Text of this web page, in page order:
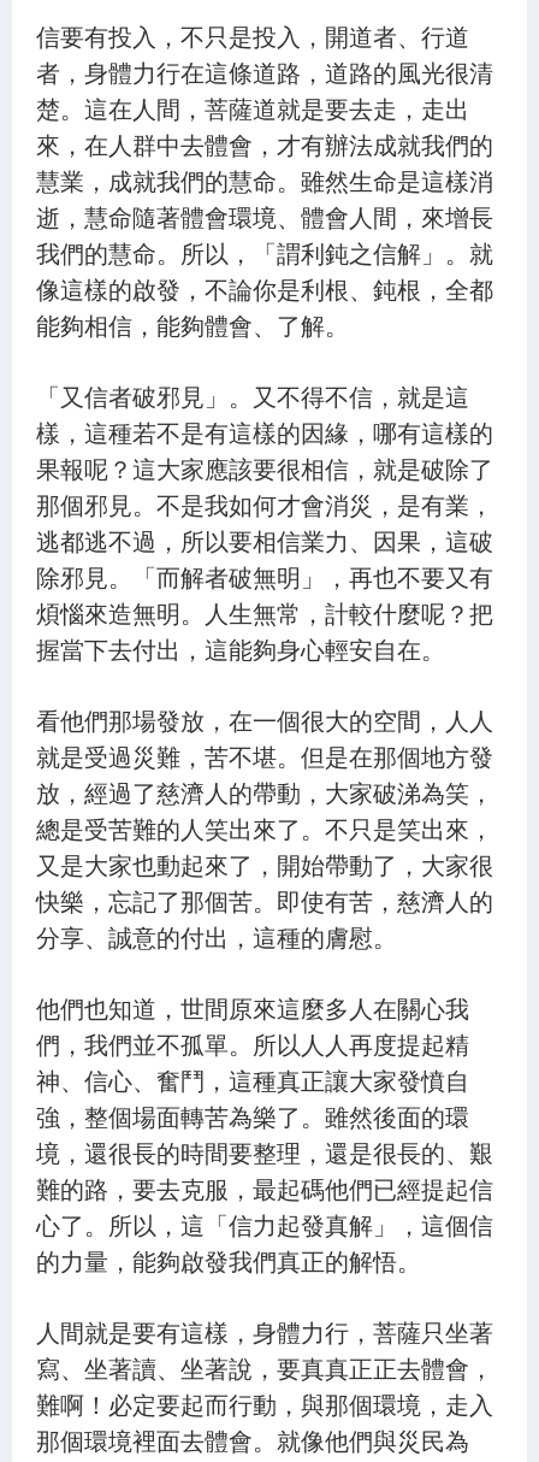
信要有投入，不只是投入，開道者、行道
者，身體力行在這條道路，道路的風光很清
楚。這在人間，菩薩道就是要去走，走出
來，在人群中去體會，才有辦法成就我們的
慧業，成就我們的慧命。雖然生命是這樣消
逝，慧命隨著體會環境、體會人間，來增長
我們的慧命。所以，「謂利鈍之信解」。就
像這樣的啟發，不論你是利根、鈍根，全都
能夠相信，能夠體會、了解。
「又信者破邪見」。又不得不信，就是這
樣，這種若不是有這樣的因緣，哪有這樣的
果報呢？這大家應該要很相信，就是破除了
那個邪見。不是我如何才會消災，是有業，
逃都逃不過，所以要相信業力、因果，這破
除邪見。「而解者破無明」，再也不要又有
煩惱來造無明。人生無常，計較什麼呢？把
握當下去付出，這能夠身心輕安自在。
看他們那場發放，在一個很大的空間，人人
就是受過災難，苦不堪。但是在那個地方發
放，經過了慈濟人的帶動，大家破涕為笑，
總是受苦難的人笑出來了。不只是笑出來，
又是大家也動起來了，開始帶動了，大家很
快樂，忘記了那個苦。即使有苦，慈濟人的
分享、誠意的付出，這種的膚慰。
他們也知道，世間原來這麼多人在關心我
們，我們並不孤單。所以人人再度提起精
神、信心、奮鬥，這種真正讓大家發憤自
強，整個場面轉苦為樂了。雖然後面的環
境，還很長的時間要整理，還是很長的、艱
難的路，要去克服，最起碼他們已經提起信
心了。所以，這「信力起發真解」，這個信
的力量，能夠啟發我們真正的解悟。
人間就是要有這樣，身體力行，菩薩只坐著
寫、坐著讀、坐著說，要真真正正去體會，
難啊！必定要起而行動，與那個環境，走入
那個環境裡面去體會。就像他們與災民為